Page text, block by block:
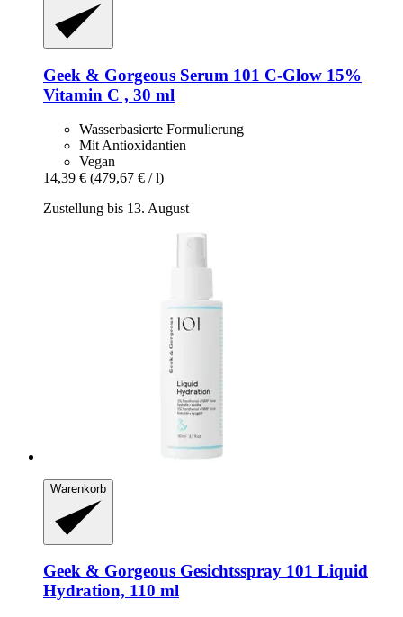
Geek & Gorgeous Serum 101 C-​Glow 15%
Vitamin C , 30 ml
Wasserbasierte Formulierung
Mit Antioxidantien
Vegan
14,39 € (479,67 € / l)
Zustellung bis 13. August
Warenkorb
Geek & Gorgeous Gesichtsspray 101 Liquid
Hydration, 110 ml